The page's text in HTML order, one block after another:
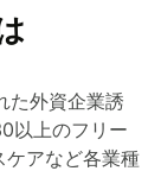
た外資企業誘
以上のフリー
ケアなど各業種